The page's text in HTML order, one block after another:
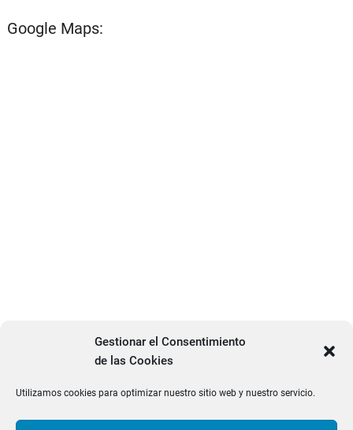
Gestionar el Consentimiento
de las Cookies
Utilizamos cookies para optimizar nuestro sitio web y nuestro servicio.
Google Maps: